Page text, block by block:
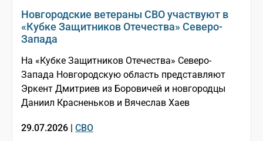
Новгородские ветераны СВО участвуют в
«Кубке Защитников Отечества» Северо-
Запада
На «Кубке Защитников Отечества» Северо-
Запада Новгородскую область представляют
Эркент Дмитриев из Боровичей и новгородцы
Даниил Красненьков и Вячеслав Хаев
29.07.2026 | СВО